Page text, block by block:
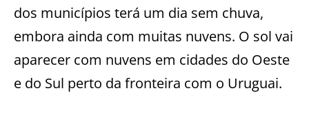
dos municípios terá um dia sem chuva,
embora ainda com muitas nuvens. O sol vai
aparecer com nuvens em cidades do Oeste
e do Sul perto da fronteira com o Uruguai.